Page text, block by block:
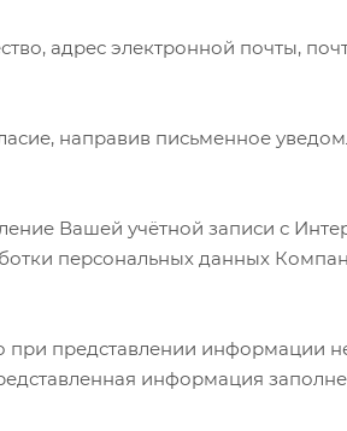
адрес электронной почты,
направив письменное
Вашей учётной записи с
персональных данных
при представлении информации
информация